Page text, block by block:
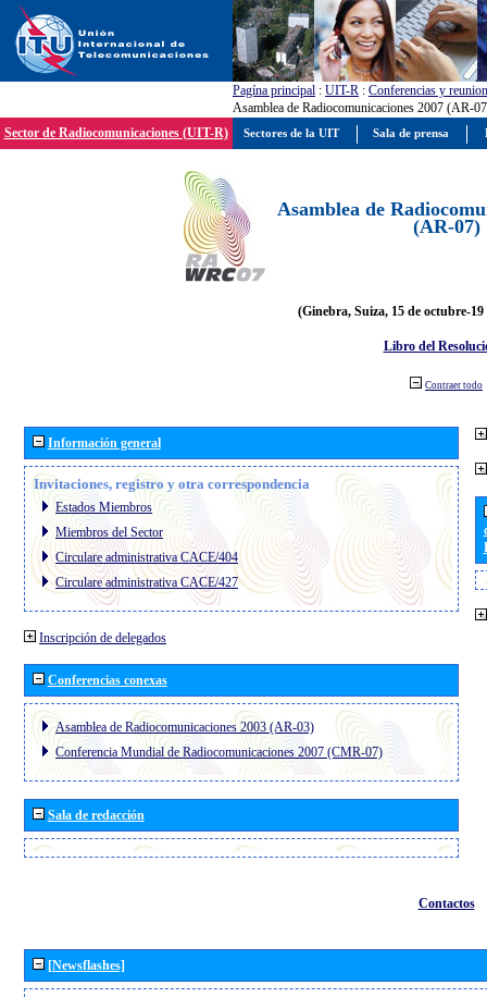
Pagína principal : UIT-R : Conferencias y
Asamblea de Radiocomunicaciones 2007 (AR-
Sector de Radiocomunicaciones (UIT-R)
Asamblea de
(AR-07)
(Ginebra, Suiza, 15 de octubre-19
Libro del
Contraer todo
Información general
Invitaciones, registro y otra correspondencia
Estados Miembros
Miembros del Sector
Circulare administrativa CACE/404
Circulare administrativa CACE/427
Inscripción de delegados
Conferencias conexas
Asamblea de Radiocomunicaciones 2003 (AR-03)
Conferencia Mundial de Radiocomunicaciones 2007 (CMR-07)
Sala de redacción
Contactos
[Newsflashes]
Sectores de la UIT Sala de prensa